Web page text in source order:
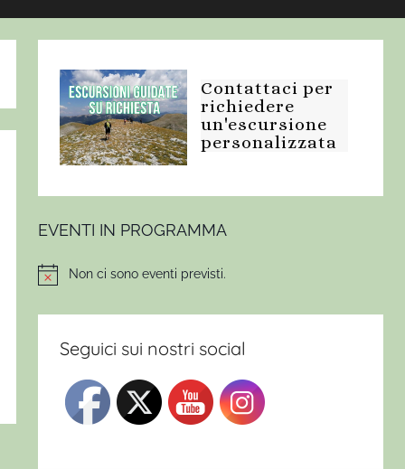
Contattaci per
richiedere
un'escursione
personalizzata
EVENTI IN PROGRAMMA
NoticeNon ci sono eventi previsti.
Seguici sui nostri social